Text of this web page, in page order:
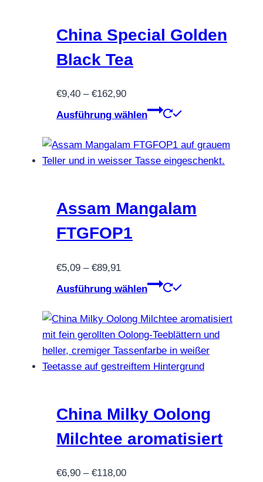
China Special Golden
Black Tea
€9,40 – €162,90Preisspanne:
€9,40
€162,90
Ausführung wählen
Dieses
weist
mehrere
Die
Produktseite
werden
Assam Mangalam
FTGFOP1
€5,09 – €89,91
€5,09
€89,91
Ausführung wählen
Dieses
weist
mehrere
Varianten
auf.
können
auf
der
China Milky Oolong
Milchtee aromatisiert
€6,90 – €118,00Preisspanne: